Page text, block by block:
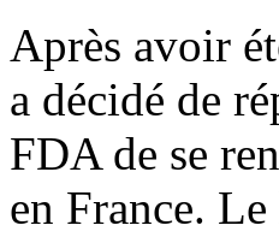
Après avoir
a décidé de
FDA de se
en France.